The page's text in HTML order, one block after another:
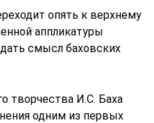
опять к верхнему
аппликатуры
смысл баховских
творчества И.С. Баха
одним из первых